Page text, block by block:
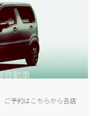
ご予約はこちらから各店